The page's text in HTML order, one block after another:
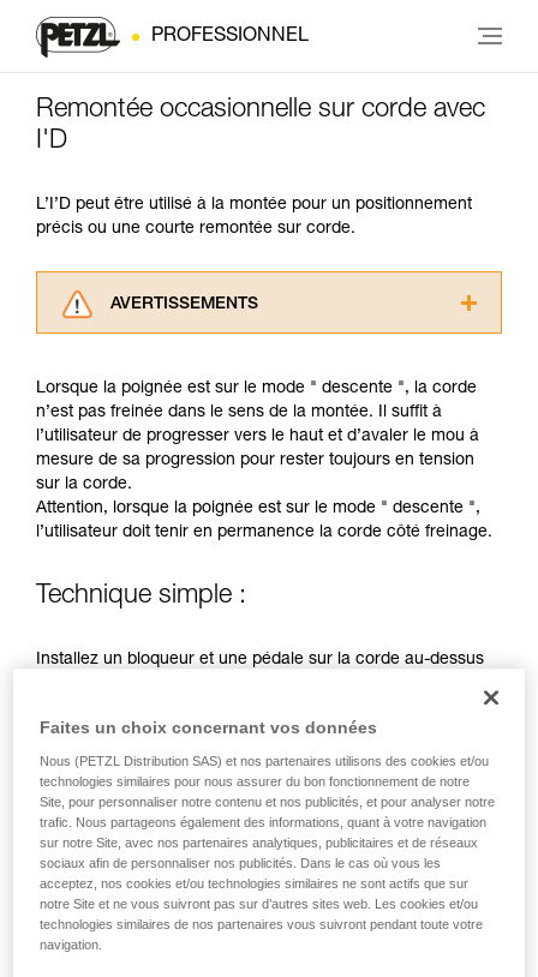
PROFESSIONNEL
Remontée occasionnelle sur corde avec
I'D
L’I’D peut être utilisé à la montée pour un positionnement
précis ou une courte remontée sur corde.
AVERTISSEMENTS
consulter. Vous devez avoir compris les
informations de la notice technique pour
pouvoir comprendre ce complément
d’informations.
Maîtriser ces techniques nécessite une
formation et un entraînement spécifique. Validez
avec un professionnel votre capacité à refaire
de la reproduire en autonomie.
Nous donnons des exemples de techniques
que nous ne décrivons pas ici.
Lorsque la poignée est sur le mode " descente ", la corde
n’est pas freinée dans le sens de la montée. Il suffit à
l’utilisateur de progresser vers le haut et d’avaler le mou à
mesure de sa progression pour rester toujours en tension
sur la corde.
Attention, lorsque la poignée est sur le mode " descente ",
l’utilisateur doit tenir en permanence la corde côté freinage.
Technique simple :
Installez un bloqueur et une pédale sur la corde au-dessus
la corde au niveau de l’I’D, tirez simultanément sur la corde
côté freinage. Reprenez appui sur l’I’D sans choc, pour
déplacer la pédale vers le haut et recommencer la
manœuvre.
Faites un choix concernant vos données
Nous (PETZL Distribution SAS) et nos partenaires utilisons des cookies et/ou
technologies similaires pour nous assurer du bon fonctionnement de notre
Site, pour personnaliser notre contenu et nos publicités, et pour analyser notre
trafic. Nous partageons également des informations, quant à votre navigation
sur notre Site, avec nos partenaires analytiques, publicitaires et de réseaux
sociaux afin de personnaliser nos publicités. Dans le cas où vous les
acceptez, nos cookies et/ou technologies similaires ne sont actifs que sur
notre Site et ne vous suivront pas sur d’autres sites web. Les cookies et/ou
technologies similaires de nos partenaires vous suivront pendant toute votre
navigation.